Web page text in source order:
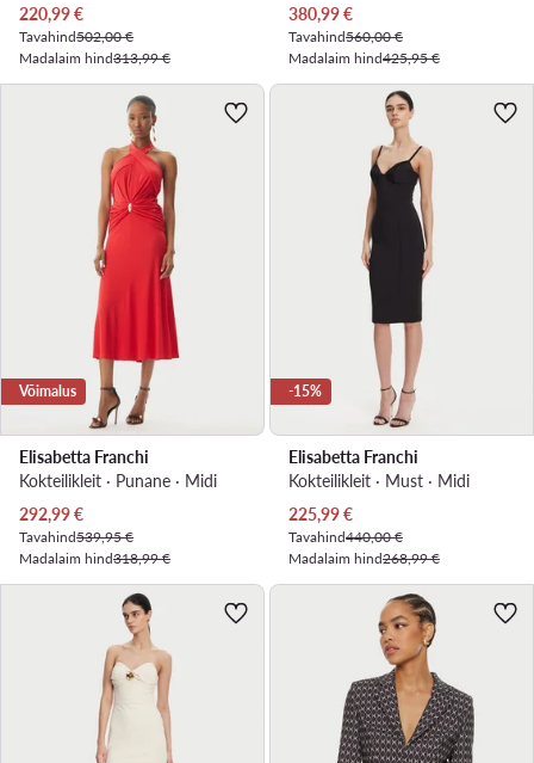
Praegune hind
220,99€
Tavahind502,00 €
Madalaim hind313,99 €
Praegune hind
380,99€
Tavahind560,00 €
Madalaim hind425,95 €
Võimalus
Elisabetta Franchi
Kokteilikleit · Punane · Midi
Praegune hind
292,99€
Tavahind539,95 €
Madalaim hind318,99 €
-15%
Elisabetta Franchi
Kokteilikleit · Must · Midi
Praegune hind
225,99€
Tavahind440,00 €
Madalaim hind268,99 €